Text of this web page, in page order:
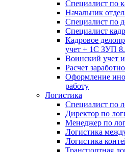
Специалист по
Начальник
Специалист по
Специалист
Кадровое
учет + 1С ЗУП
Воинский учет
Расчет
Оформление
работу
Логистика
Специалист по
Директор по
Менеджер по
Логистика
Логистика
Транспортная